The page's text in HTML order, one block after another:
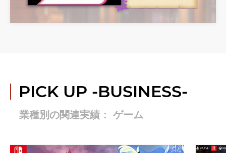
PICK UP -BUSINESS-
業種別の関連実績： ゲーム